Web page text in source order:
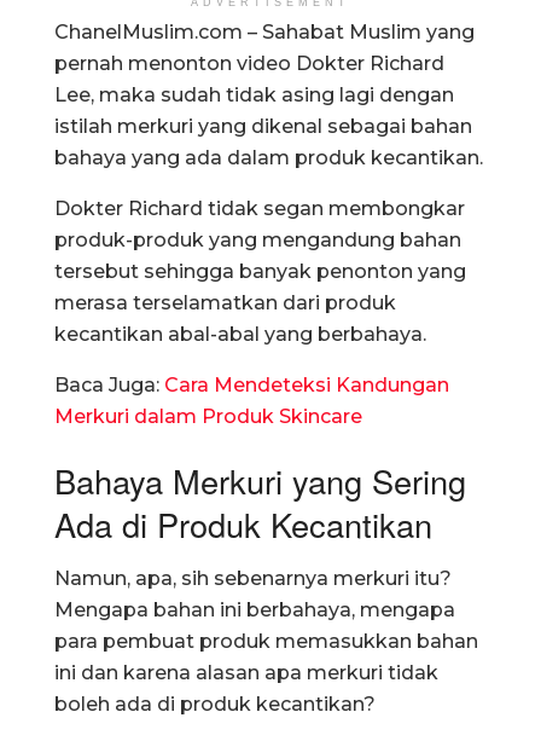
ChanelMuslim.com – Sahabat Muslim yang
pernah menonton video Dokter Richard
Lee, maka sudah tidak asing lagi dengan
istilah merkuri yang dikenal sebagai bahan
bahaya yang ada dalam produk kecantikan.
Dokter Richard tidak segan membongkar
produk-produk yang mengandung bahan
tersebut sehingga banyak penonton yang
merasa terselamatkan dari produk
kecantikan abal-abal yang berbahaya.
Baca Juga: Cara Mendeteksi Kandungan
Merkuri dalam Produk Skincare
Bahaya Merkuri yang Sering
Ada di Produk Kecantikan
Namun, apa, sih sebenarnya merkuri itu?
Mengapa bahan ini berbahaya, mengapa
para pembuat produk memasukkan bahan
ini dan karena alasan apa merkuri tidak
boleh ada di produk kecantikan?